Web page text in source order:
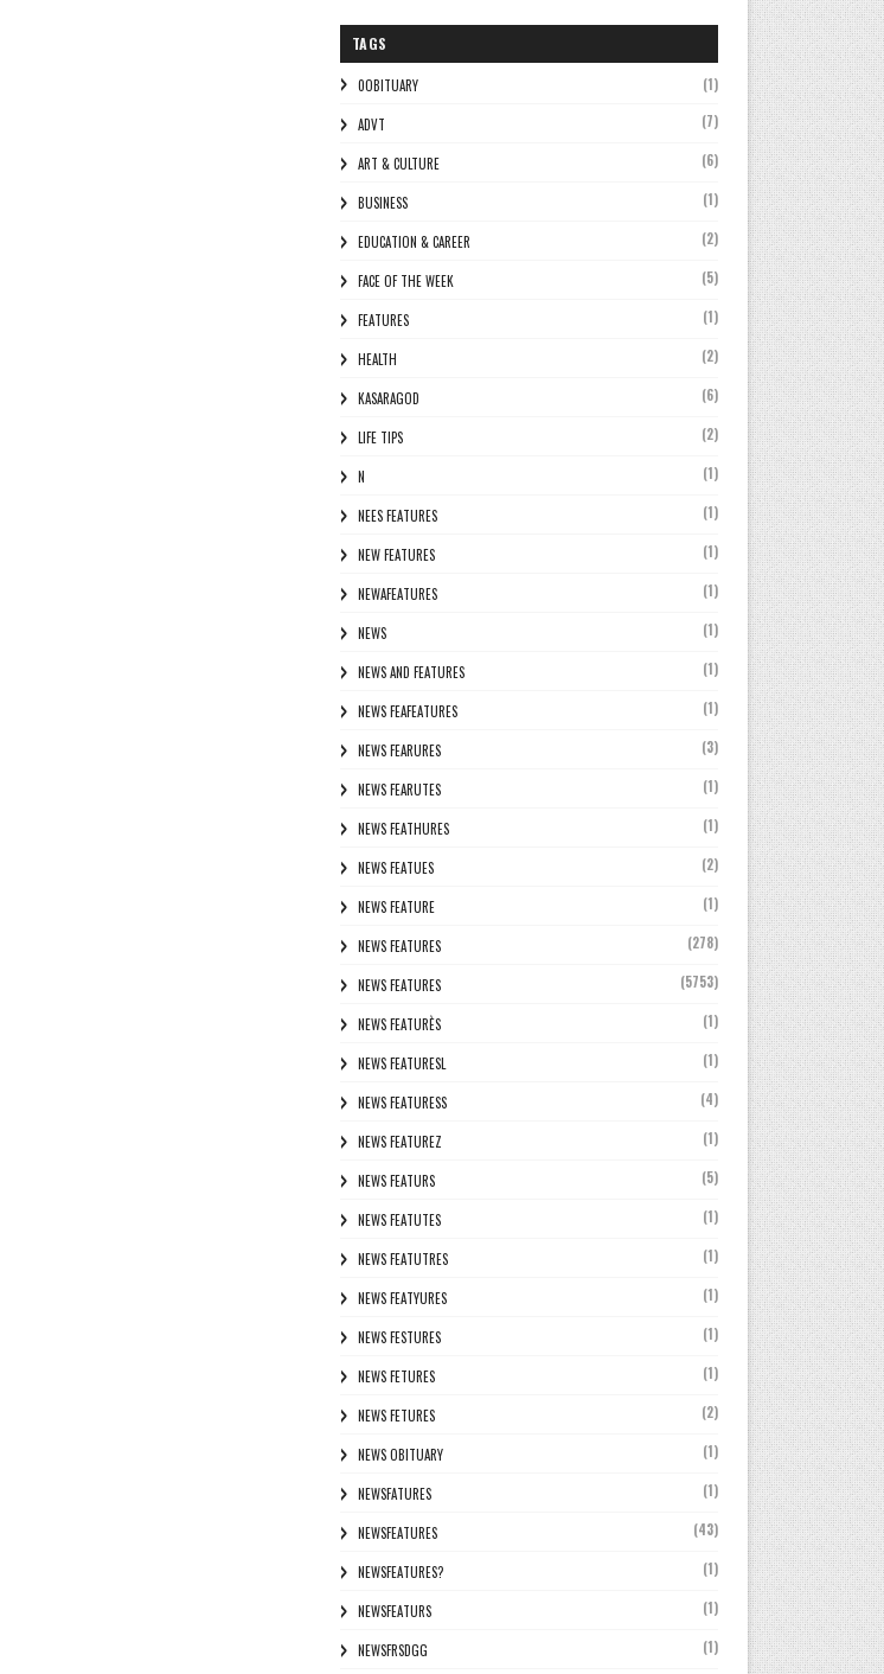
TAGS
0OBITUARY (1)
ADVT (7)
ART & CULTURE (6)
BUSINESS (1)
EDUCATION & CAREER (2)
FACE OF THE WEEK (5)
FEATURES (1)
HEALTH (2)
KASARAGOD (6)
LIFE TIPS (2)
N (1)
NEES FEATURES (1)
NEW FEATURES (1)
NEWAFEATURES (1)
NEWS (1)
NEWS AND FEATURES (1)
NEWS FEAFEATURES (1)
NEWS FEARURES (3)
NEWS FEARUTES (1)
NEWS FEATHURES (1)
NEWS FEATUES (2)
NEWS FEATURE (1)
NEWS FEATURES (278)
NEWS FEATURES (5753)
NEWS FEATURÈS (1)
NEWS FEATURESL (1)
NEWS FEATURESS (4)
NEWS FEATUREZ (1)
NEWS FEATURS (5)
NEWS FEATUTES (1)
NEWS FEATUTRES (1)
NEWS FEATYURES (1)
NEWS FESTURES (1)
NEWS FETURES (1)
NEWS FETURES (2)
NEWS OBITUARY (1)
NEWSFATURES (1)
NEWSFEATURES (43)
NEWSFEATURES? (1)
NEWSFEATURS (1)
NEWSFRSDGG (1)